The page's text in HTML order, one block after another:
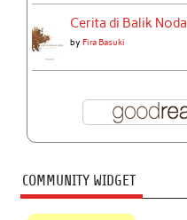
Cerita di Balik Noda
byFira Basuki
COMMUNITY WIDGET